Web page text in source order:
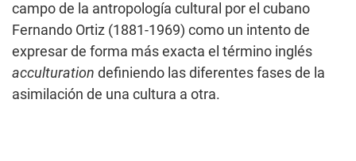
campo de la antropología cultural por el cubano
Fernando Ortiz (1881-1969) como un intento de
expresar de forma más exacta el término inglés
acculturation definiendo las diferentes fases de la
asimilación de una cultura a otra.